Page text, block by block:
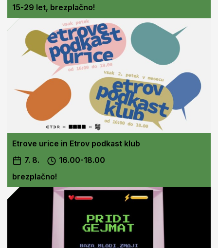
15-29 let, brezplačno!
Etrove urice in Etrov podkast klub
7. 8.
16.00-18.00
brezplačno!